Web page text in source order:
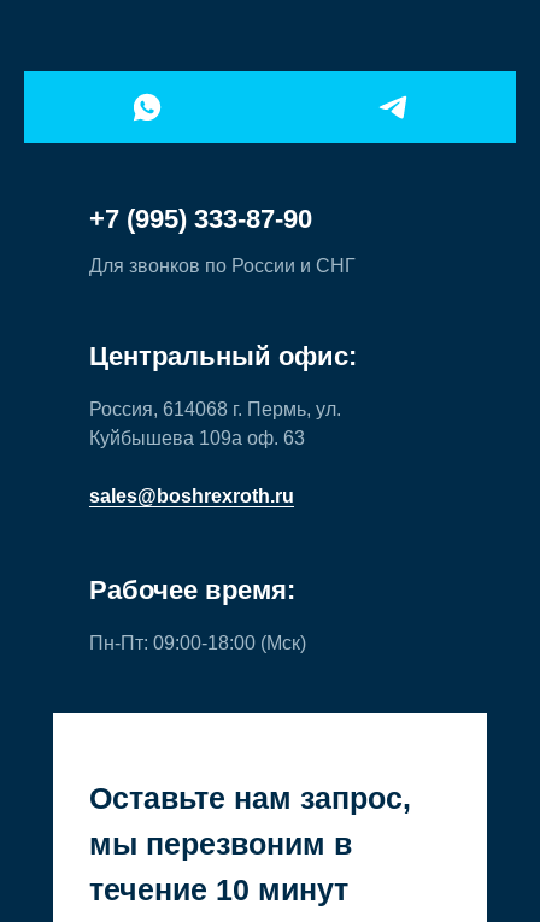
Оставьте нам запрос,
мы перезвоним в
течение 10 минут
Для звонков по России и СНГ
+7 (995) 333-87-90
Россия, 614068 г. Пермь, ул.
Куйбышева 109а оф. 63
sales@boshrexroth.ru
Центральный офис:
Пн-Пт: 09:00-18:00 (Мск)
Рабочее время: